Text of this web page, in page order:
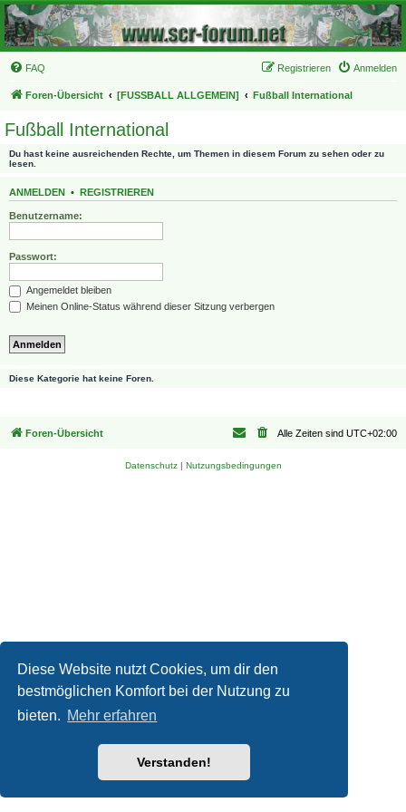
Diese Website nutzt Cookies, um dir den
bestmöglichen Komfort bei der Nutzung zu
bieten. Mehr erfahren
Verstanden!
FAQ Anmelden
Registrieren
Foren-Übersicht [FUSSBALL ALLGEMEIN] Fußball International
Fußball International
Du hast keine ausreichenden Rechte, um Themen in diesem Forum zu sehen oder zu
lesen.
ANMELDEN • REGISTRIEREN
Benutzername:
Passwort:
Angemeldet bleiben
Meinen Online-Status während dieser Sitzung verbergen
Diese Kategorie hat keine Foren.
Foren-Übersicht Alle Zeiten sind UTC+02:00
Datenschutz| Nutzungsbedingungen